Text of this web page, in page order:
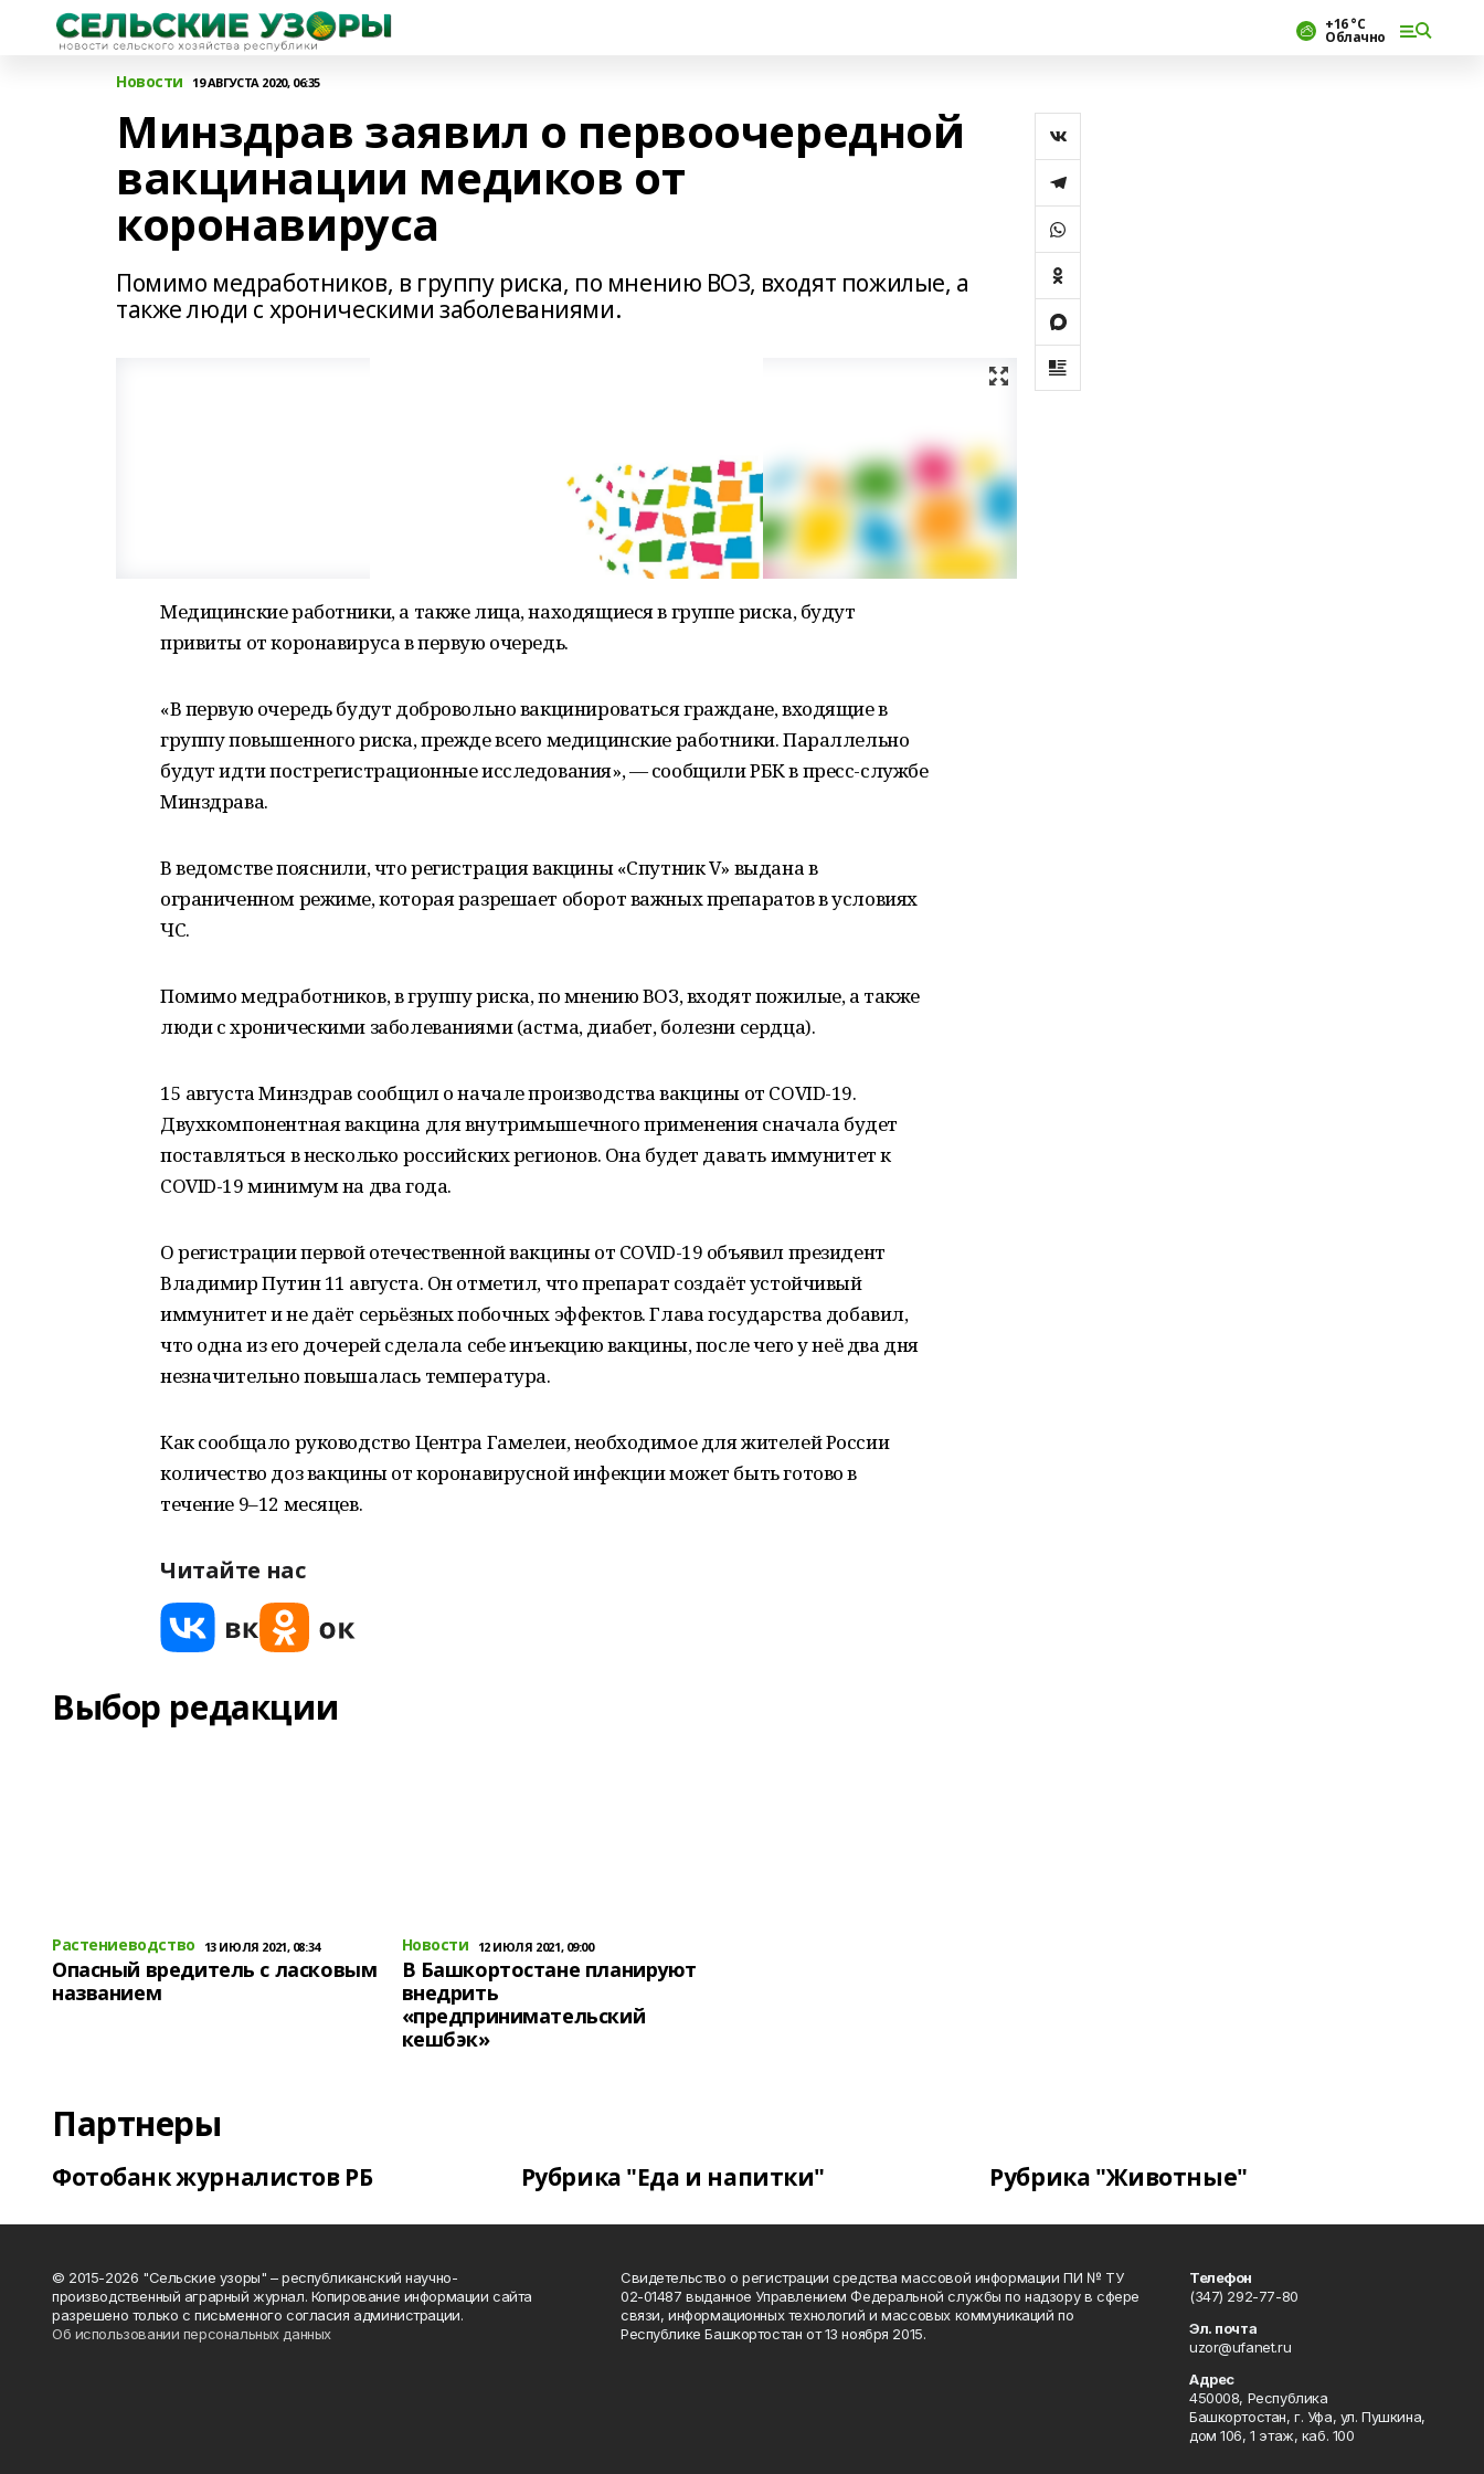
+16 °С
Облачно
Новости 19 АВГУСТА 2020, 06:35
Минздрав заявил о первоочередной
вакцинации медиков от
коронавируса
Помимо медработников, в группу риска, по мнению ВОЗ, входят пожилые, а
также люди с хроническими заболеваниями.
Медицинские работники, а также лица, находящиеся в группе риска, будут
привиты от коронавируса в первую очередь.
«В первую очередь будут добровольно вакцинироваться граждане, входящие в
группу повышенного риска, прежде всего медицинские работники. Параллельно
будут идти пострегистрационные исследования», — сообщили РБК в пресс-службе
Минздрава.
В ведомстве пояснили, что регистрация вакцины «Спутник V» выдана в
ограниченном режиме, которая разрешает оборот важных препаратов в условиях
ЧС.
Помимо медработников, в группу риска, по мнению ВОЗ, входят пожилые, а также
люди с хроническими заболеваниями (астма, диабет, болезни сердца).
15 августа Минздрав сообщил о начале производства вакцины от COVID-19.
Двухкомпонентная вакцина для внутримышечного применения сначала будет
поставляться в несколько российских регионов. Она будет давать иммунитет к
COVID-19 минимум на два года.
О регистрации первой отечественной вакцины от COVID-19 объявил президент
Владимир Путин 11 августа. Он отметил, что препарат создаёт устойчивый
иммунитет и не даёт серьёзных побочных эффектов. Глава государства добавил,
что одна из его дочерей сделала себе инъекцию вакцины, после чего у неё два дня
незначительно повышалась температура.
Как сообщало руководство Центра Гамелеи, необходимое для жителей России
количество доз вакцины от коронавирусной инфекции может быть готово в
течение 9–12 месяцев.
Читайте нас
Выбор редакции
Растениеводство 13 ИЮЛЯ 2021, 08:34
Опасный вредитель с ласковым
названием
Новости 12 ИЮЛЯ 2021, 09:00
В Башкортостане планируют
внедрить
«предпринимательский
кешбэк»
Партнеры
Фотобанк журналистов РБ Рубрика "Еда и напитки" Рубрика "Животные"
© 2015-2026 "Сельские узоры" – республиканский научно-
производственный аграрный журнал. Копирование информации сайта
разрешено только с письменного согласия администрации.
Об использовании персональных данных
Свидетельство о регистрации средства массовой информации ПИ № ТУ
02-01487 выданное Управлением Федеральной службы по надзору в сфере
связи, информационных технологий и массовых коммуникаций по
Республике Башкортостан от 13 ноября 2015.
Телефон
(347) 292-77-80
Эл. почта
uzor@ufanet.ru
Адрес
450008, Республика
Башкортостан, г. Уфа, ул. Пушкина,
дом 106, 1 этаж, каб. 100